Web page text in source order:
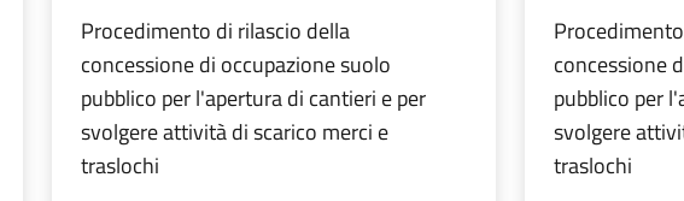
Procedimento di rilascio della
concessione di occupazione suolo
pubblico per l'apertura di cantieri e per
svolgere attività di scarico merci e
traslochi
concessione
pubblico per
svolgere
traslochi